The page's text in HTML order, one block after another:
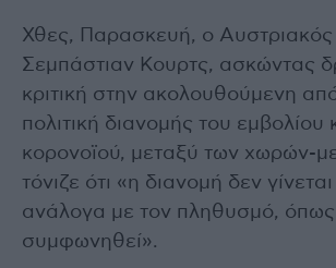
Χθες, Παρασκευή, ο Αυστριακός
Σεμπάστιαν Κουρτς, ασκώντας
κριτική στην ακολουθούμενη
πολιτική διανομής του εμβολίου
κορονοϊού, μεταξύ των χωρών-
τόνιζε ότι «η διανομή δεν γίνεται
ανάλογα με τον πληθυσμό, όπως
συμφωνηθεί».